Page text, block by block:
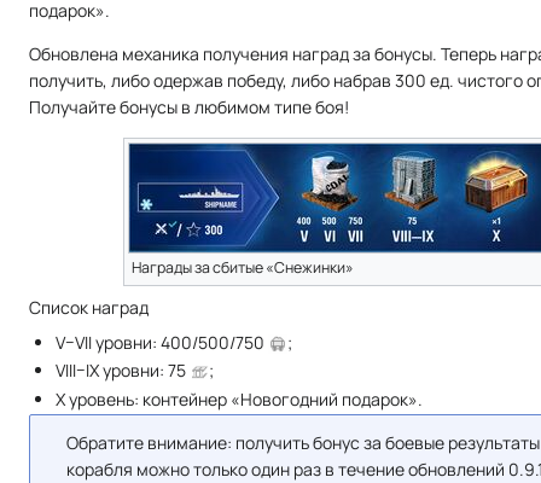
подарок».
Обновлена механика получения наград за бонусы. Теперь
получить, либо одержав победу, либо набрав 300 ед. чистого
Получайте бонусы в любимом типе боя!
Награды за сбитые «Снежинки»
Список наград
V–VII уровни: 400/500/750
;
VIII–IX уровни: 75
;
X уровень: контейнер «Новогодний подарок».
Обратите внимание: получить бонус за боевые
корабля можно только один раз в течение обновлений